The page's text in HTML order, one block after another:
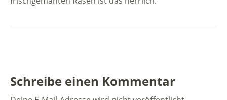
Schreibe einen Kommentar